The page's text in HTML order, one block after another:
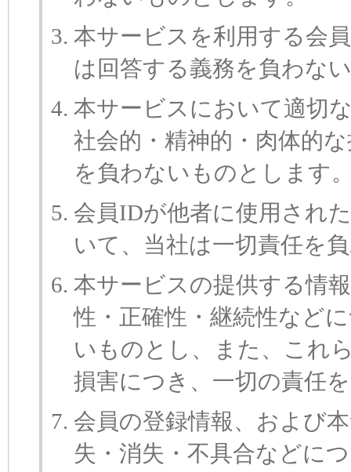
本サービスを利用する会
は回答する義務を負わな
本サービスにおいて適切
社会的・精神的・肉体的
を負わないものとします
会員IDが他者に使用され
いて、当社は一切責任を
本サービスの提供する情
性・正確性・継続性など
いものとし、また、これ
損害につき、一切の責任
会員の登録情報、および
失・消失・不具合などに